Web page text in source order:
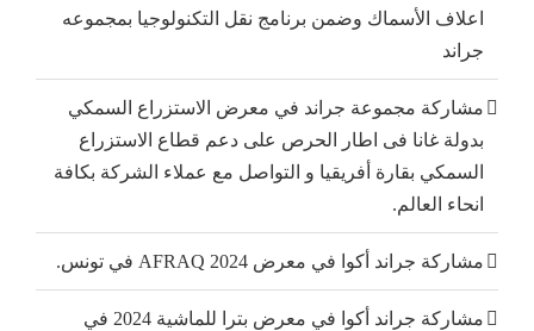
اعلاف الأسماك وضمن برنامج نقل التكنولوجيا بمجموعه
جراند
مشاركة مجموعة جراند في معرض الاستزراع السمكي
بدولة غانا فى اطار الحرص على دعم قطاع الاستزراع
السمكي بقارة أفريقيا و التواصل مع عملاء الشركة بكافة
انحاء العالم.
مشاركة جراند أكوا في معرض AFRAQ 2024 في تونس.
مشاركة جراند أكوا في معرض بترا للماشية 2024 في